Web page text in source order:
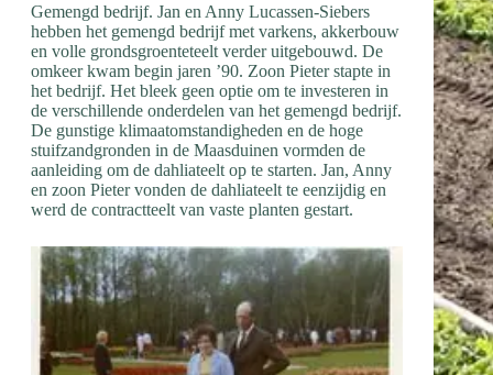
Gemengd bedrijf. Jan en Anny Lucassen-Siebers
hebben het gemengd bedrijf met varkens, akkerbouw
en volle grondsgroenteteelt verder uitgebouwd. De
omkeer kwam begin jaren ’90. Zoon Pieter stapte in
het bedrijf. Het bleek geen optie om te investeren in
de verschillende onderdelen van het gemengd bedrijf.
De gunstige klimaatomstandigheden en de hoge
stuifzandgronden in de Maasduinen vormden de
aanleiding om de dahliateelt op te starten. Jan, Anny
en zoon Pieter vonden de dahliateelt te eenzijdig en
werd de contractteelt van vaste planten gestart.